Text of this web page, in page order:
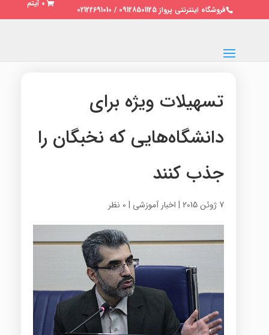
فروشگاه اینترنتی پرواز 09128501125 / 02122691010
0 آیتم
تسهیلات ویژه برای
دانشگاه‌هایی که نخبگان را
جذب کنند
7 ژوئن 2015 | اخبار آموزشی | 0 نظر